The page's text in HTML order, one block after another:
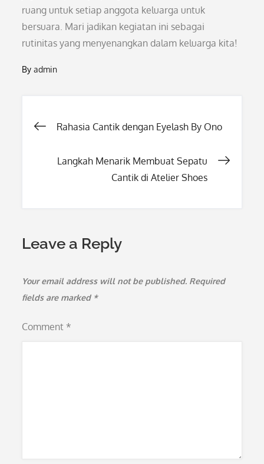
ruang untuk setiap anggota keluarga untuk
bersuara. Mari jadikan kegiatan ini sebagai
rutinitas yang menyenangkan dalam keluarga kita!
Byadmin
Post
navigation
Rahasia Cantik dengan Eyelash By Ono
Langkah Menarik Membuat Sepatu
Cantik di Atelier Shoes
Leave a Reply
Your email address will not be published. Required
fields are marked *
Comment *